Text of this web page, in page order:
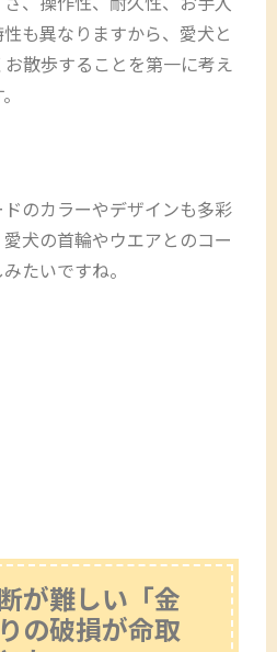
も異なりますから、愛犬と
散歩することを第一に考え
のカラーやデザインも多彩
犬の首輪やウエアとのコー
たいですね。
が難しい「金
の破損が命取